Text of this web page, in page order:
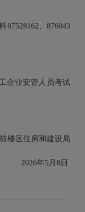
、876043
业安管人员考试
区住房和建设局
2026年5月8日